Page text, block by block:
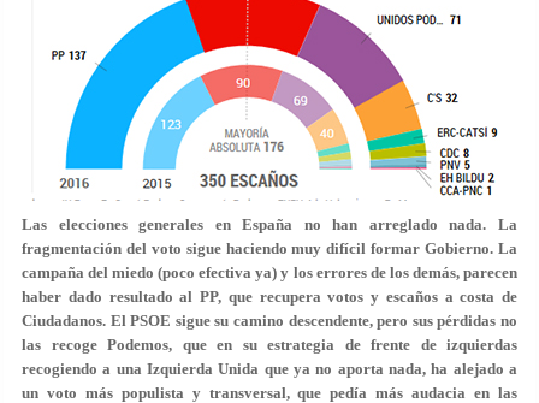
Las elecciones generales en España no han arreglado nada. La
fragmentación del voto sigue haciendo muy difícil formar Gobierno. La
campaña del miedo (poco efectiva ya) y los errores de los demás, parecen
haber dado resultado al PP, que recupera votos y escaños a costa de
Ciudadanos. El PSOE sigue su camino descendente, pero sus pérdidas no
las recoge Podemos, que en su estrategia de frente de izquierdas
recogiendo a una Izquierda Unida que ya no aporta nada, ha alejado a
un voto más populista y transversal, que pedía más audacia en las